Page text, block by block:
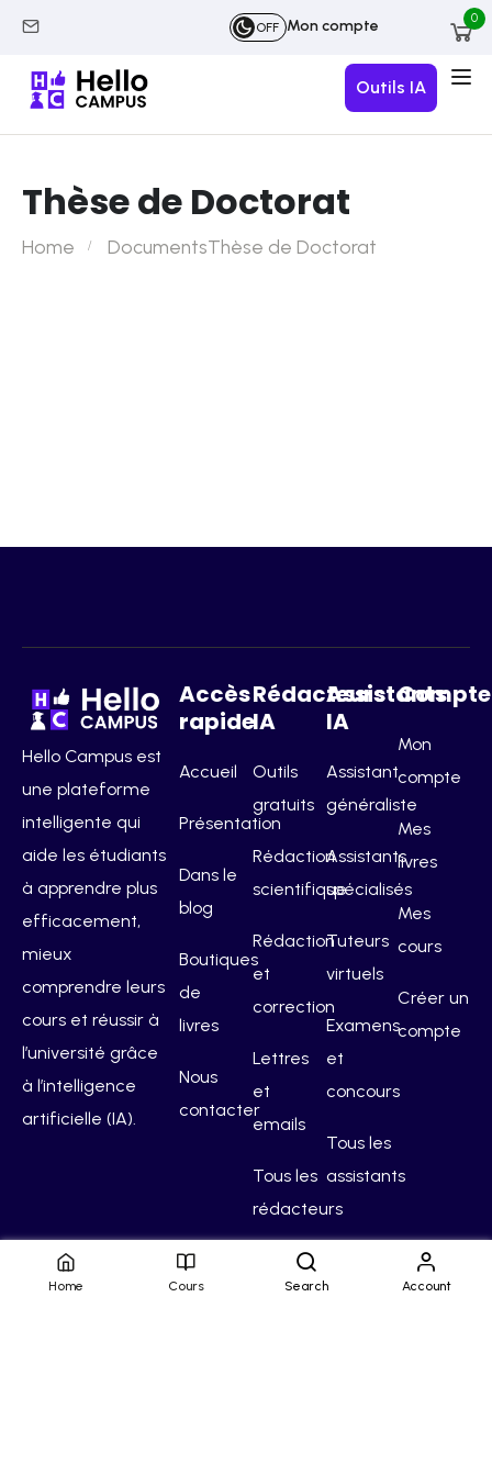
OFF Mon compte 0
Outils IA
Thèse de Doctorat
Home DocumentsThèse de Doctorat
Hello Campus est
une plateforme
intelligente qui
aide les étudiants
à apprendre plus
efficacement,
mieux
comprendre leurs
cours et réussir à
l’université grâce
à l’intelligence
artificielle (IA).
Accès
rapide
Accueil
Présentation
Dans le
blog
Boutiques
de
livres
Nous
contacter
Rédacteurs
IA
Outils
gratuits
Rédaction
scientifique
Rédaction
et
correction
Lettres
et
emails
Tous les
rédacteurs
Assistants
IA
Assistant
généraliste
Assistants
spécialisés
Tuteurs
virtuels
Examens
et
concours
Tous les
assistants
Compte
Mon
compte
Mes
livres
Mes
cours
Créer un
compte
Home Cours Search Account